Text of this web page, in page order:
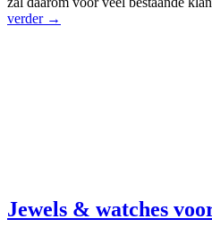
verder →
Jewels & watches